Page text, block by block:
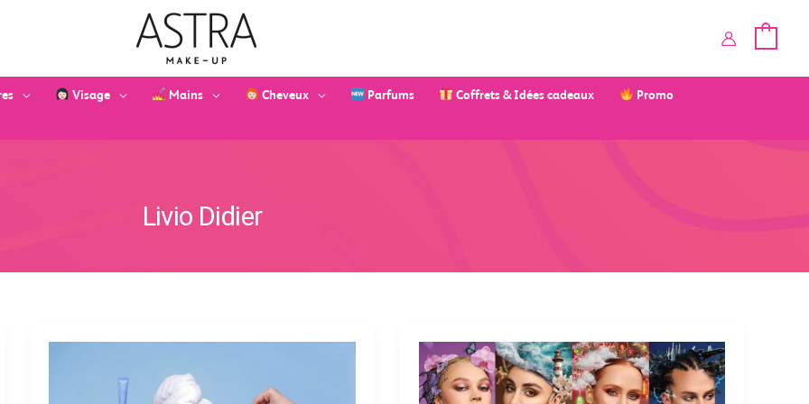
Visage Mains Cheveux Parfums Coffrets & Idées cadeaux
Promo
Livio Didier
QUEL
UNIVERS
ASTRA
MAKEUP
VOUS
CORRESPOND